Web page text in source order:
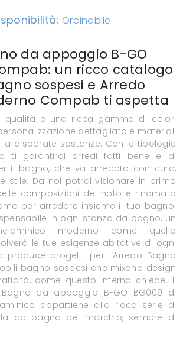
Ordinabile
da appoggio B-GO
un ricco catalogo
sospesi e Arredo
Compab ti aspetta
qualità e una ricca gamma di colori
dettagliata e materiali
a disparate sostanze. Con le tipologie
ti garantirai arredi fatti bene e di
il bagno, che va arredato con cura,
stile. Da noi potrai visionare in prima
composizioni del noto e rinomato
per arredare insieme il tuo bagno.
in ogni stanza da bagno, un
moderno come quello
le tue esigenze abitative di ogni
produce progetti per l’Arredo Bagno
bagno sospesi che mixano design
come questo interno chiede. Il
da appoggio B-GO BG009 di
appartiene alla ricca serie di
da bagno del marchio, sempre di